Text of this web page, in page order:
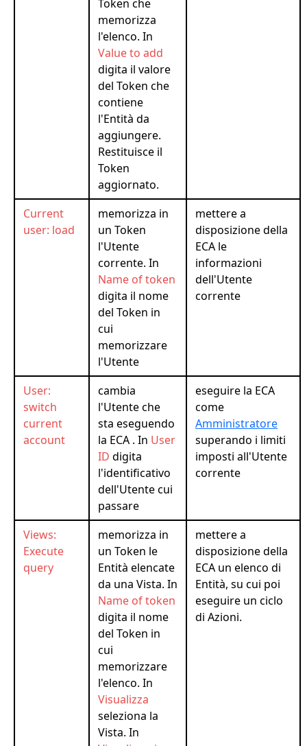
Token che
memorizza
l'elenco. In
Value to add
digita il valore
del Token che
contiene
l'Entità da
aggiungere.
Restituisce il
Token
aggiornato.
Current
user: load
memorizza in
un Token
l'Utente
corrente. In
Name of token
digita il nome
del Token in
cui
memorizzare
l'Utente
mettere a
disposizione della
ECA le
informazioni
dell'Utente
corrente
User:
switch
current
account
cambia
l'Utente che
sta eseguendo
la ECA . In User
ID digita
l'identificativo
dell'Utente cui
passare
eseguire la ECA
come
Amministratore
superando i limiti
imposti all'Utente
corrente
Views:
Execute
query
memorizza in
un Token le
Entità elencate
da una Vista. In
Name of token
digita il nome
del Token in
cui
memorizzare
l'elenco. In
Visualizza
seleziona la
Vista. In
mettere a
disposizione della
ECA un elenco di
Entità, su cui poi
eseguire un ciclo
di Azioni.